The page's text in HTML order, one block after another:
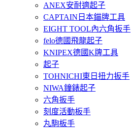
ANEX安耐適起子
CAPTAIN日本錨牌工具
EIGHT TOOL內六角扳手
felo德國飛龍起子
KNIPEX德國K牌工具
起子
TOHNICHI東日扭力扳手
NIWA鐘錶起子
六角扳手
刻度活動板手
丸駒板手